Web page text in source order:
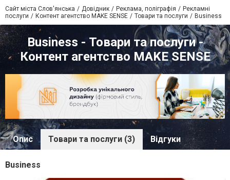
Сайт міста Слов'янська Довідник Реклама, поліграфія
Рекламні
послуги
Контент агентство MAKE SENSE Товари та послуги Business
Business - Товари та послуги -
Контент агентство MAKE SENSE
Опис Товари та послуги (3) Відгуки
Business